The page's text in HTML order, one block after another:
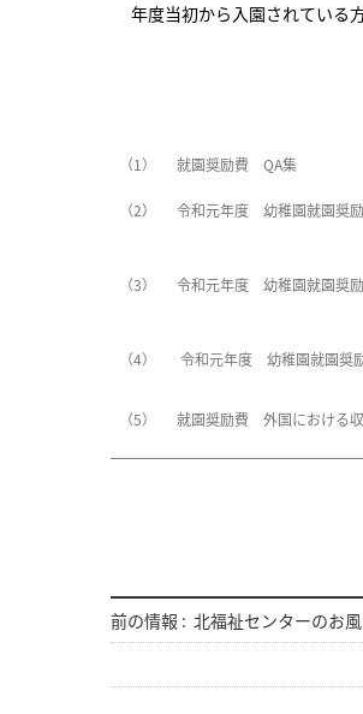
年度当初から入園されている
（1） 就園奨励費 QA集
（2） 令和元年度 幼稚園就園奨
（3） 令和元年度 幼稚園就園奨
（4） 令和元年度 幼稚園就園奨
（5） 就園奨励費 外国における
前の情報 : 北福祉センターのお